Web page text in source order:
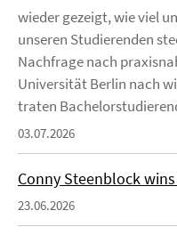
wieder gezeigt, wie viel
unseren Studierenden
Nachfrage nach
Universität Berlin nach
traten
03.07.2026
Conny Steenblock
23.06.2026